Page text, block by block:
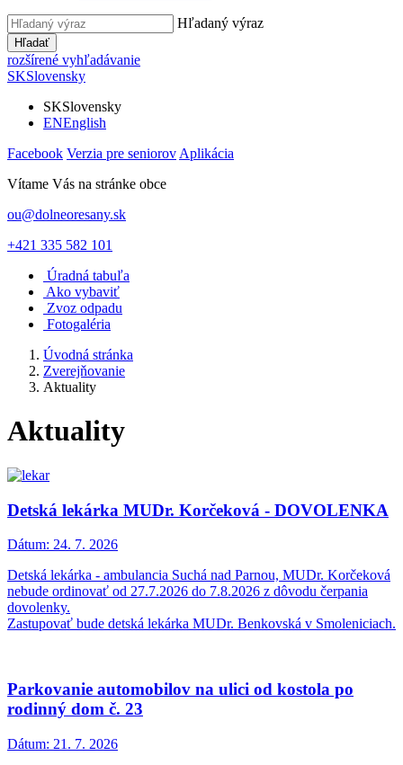
Hľadaný výraz
Hľadať
rozšírené vyhľadávanie
SKSlovensky
SKSlovensky
ENEnglish
Facebook Verzia pre seniorov Aplikácia
Vítame Vás na stránke obce
ou@dolneoresany.sk
+421 335 582 101
Úradná tabuľa
Ako vybaviť
Zvoz odpadu
Fotogaléria
Úvodná stránka
Zverejňovanie
Aktuality
Aktuality
Detská lekárka MUDr. Korčeková - DOVOLENKA
Dátum: 24. 7. 2026
Detská lekárka - ambulancia Suchá nad Parnou, MUDr. Korčeková
nebude ordinovať od 27.7.2026 do 7.8.2026 z dôvodu čerpania
dovolenky.
Zastupovať bude detská lekárka MUDr. Benkovská v Smoleniciach.
Parkovanie automobilov na ulici od kostola po
rodinný dom č. 23
Dátum: 21. 7. 2026